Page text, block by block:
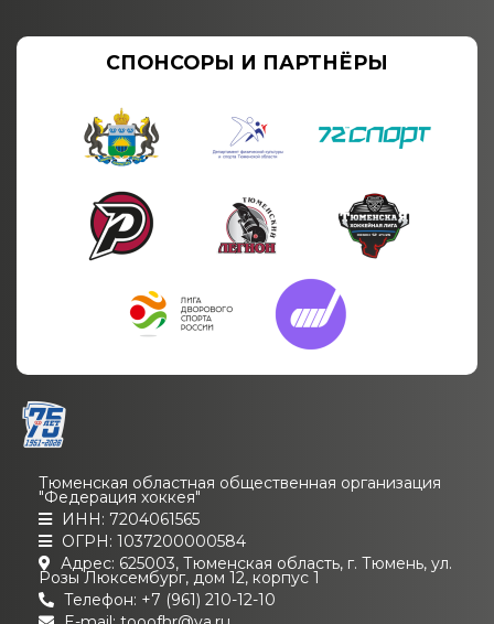
СПОНСОРЫ И ПАРТНЁРЫ
Тюменская областная общественная организация
"Федерация хоккея"
ИНН: 7204061565
ОГРН: 1037200000584
Адрес: 625003, Тюменская область, г. Тюмень, ул.
Розы Люксембург, дом 12, корпус 1
Телефон: +7 (961) 210-12-10